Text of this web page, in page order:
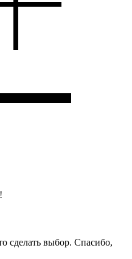
сделать выбор. Спасибо,